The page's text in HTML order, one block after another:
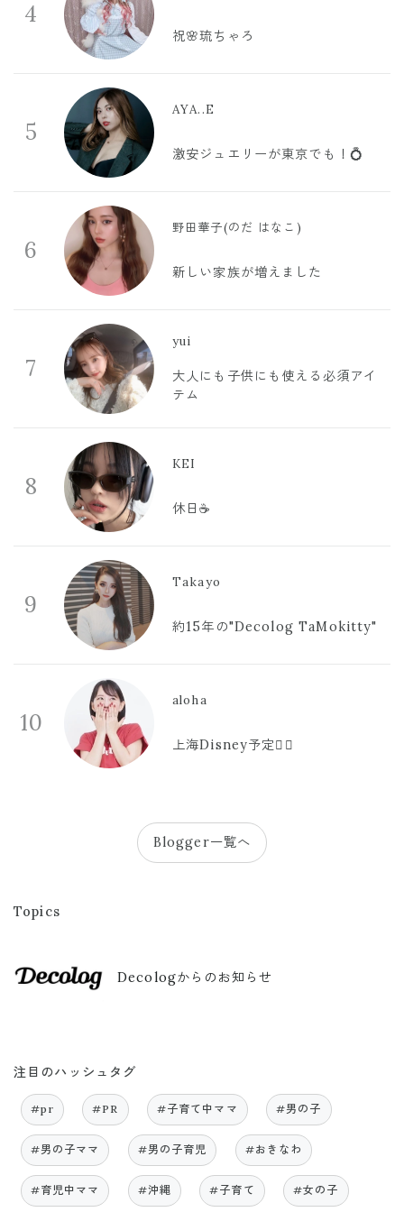
4
祝🌸琉ちゃろ
5
AYA..E
激安ジュエリーが東京でも！💍
6
野田華子(のだ はなこ)
新しい家族が増えました
7
yui
大人にも子供にも使える必須アイ
テム
8
KEI
休日☕️
9
Takayo
約15年の"Decolog TaMokitty"
10
aloha
上海Disney予定🫪🩷
Blogger一覧へ
Topics
Decologからのお知らせ
注目のハッシュタグ
#pr #PR #子育て中ママ #男の子
#男の子ママ #男の子育児 #おきなわ
#育児中ママ #沖縄 #子育て #女の子